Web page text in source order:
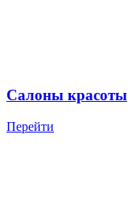
Салоны красоты
Перейти